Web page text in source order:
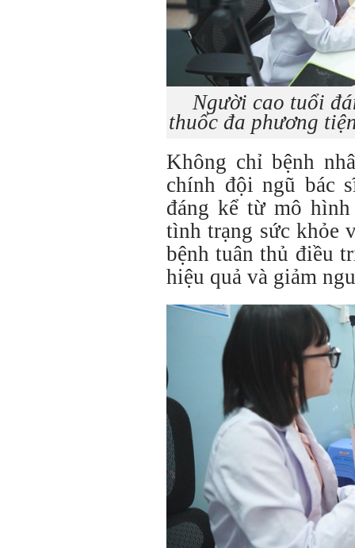
Người cao tuổi
thuốc đa phương
Không chỉ bệnh
chính đội ngũ bác
đáng kể từ mô
tình trạng sức khỏe
bệnh tuân thủ điều
hiệu quả và giảm